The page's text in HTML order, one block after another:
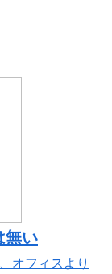
無い
オフィスより